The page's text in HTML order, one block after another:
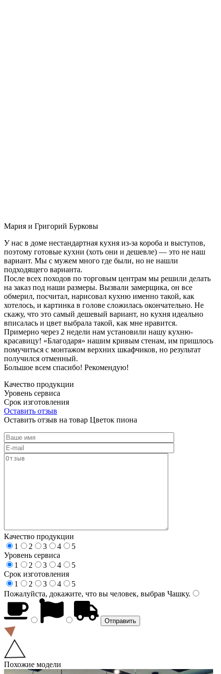
Мария и Григорий Бурковы
У нас в доме нестандартная кухня из-за короба и выступов,
поэтому готовые кухни (хоть они и дешевле) — это не наш
вариант. Мы с мужем много где были, но не нашли
подходящего варианта.
После всех походов по торговым центрам мы решили делать
на заказ под наши размеры. Вызвали замерщика, он все
обмерил, посчитал, нарисовал кухню именно такой, как
хотелось, и картинка в голове сложилась окончательно. Не
скажу, что это самый дешевый вариант, но кухня идеально
вписалась и цвет выбрала такой, как мне нравится.
Примерно через 2 недели нам установили нашу кухню-
красавицу! «Благодаря» нашим кривым стенам, им пришлось
помучиться с монтажом верхних шкафчиков, но результат
получился отменный.
Большое всем спасибо! Рекомендую!
Качество продукции
Уровень сервиса
Срок изготовления
Оставить отзыв
Оставить отзыв на товар Цветок пиона
Качество продукции
1
2 3 4
5
Уровень сервиса
1
2 3 4
5
Срок изготовления
1
2 3 4
5
Пожалуйста, докажите, что вы человек, выбрав Чашку.
Похожие модели